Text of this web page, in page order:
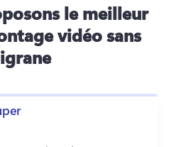
le meilleur
vidéo sans